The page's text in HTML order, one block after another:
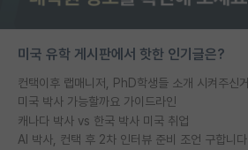
미국 유학 게시판에서 핫한 인기글은?
미국 박사 가능할까요 가이드라인
캐나다 박사 vs 한국 박사 미국 취업
AI 박사, 컨택 후 2차 인터뷰 준비 조언 구합니다